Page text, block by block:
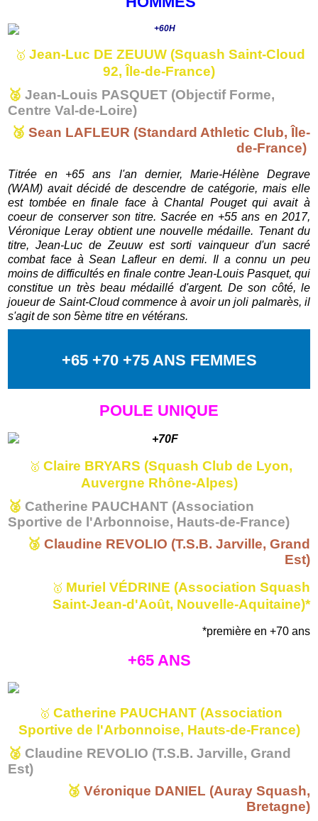
🥇 Jean-Luc DE ZEUUW (Squash Saint-Cloud
92, Île-de-France)
🥈Jean-Louis PASQUET (Objectif Forme,
Centre Val-de-Loire)
🥉 Sean LAFLEUR (Standard Athletic Club, Île-
de-France)
Titrée en +65 ans l'an dernier, Marie-Hélène Degrave
(WAM) avait décidé de descendre de catégorie, mais elle
est tombée en finale face à Chantal Pouget qui avait à
coeur de conserver son titre. Sacrée en +55 ans en 2017,
Véronique Leray obtient une nouvelle médaille. Tenant du
titre, Jean-Luc de Zeuuw est sorti vainqueur d'un sacré
combat face à Sean Lafleur en demi. Il a connu un peu
moins de difficultés en finale contre Jean-Louis Pasquet, qui
constitue un très beau médaillé d'argent. De son côté, le
joueur de Saint-Cloud commence à avoir un joli palmarès, il
s'agit de son 5ème titre en vétérans.
+65 +70 +75 ANS FEMMES
POULE UNIQUE
🥇 Claire BRYARS (Squash Club de Lyon,
Auvergne Rhône-Alpes)
🥈 Catherine PAUCHANT (Association
Sportive de l'Arbonnoise, Hauts-de-France)
🥉 Claudine REVOLIO (T.S.B. Jarville, Grand
Est)
🥇 Muriel VÉDRINE (Association Squash
Saint-Jean-d'Août, Nouvelle-Aquitaine)*
*première en +70 ans
+65 ANS
🥇 Catherine PAUCHANT (Association
Sportive de l'Arbonnoise, Hauts-de-France)
🥈 Claudine REVOLIO (T.S.B. Jarville, Grand
Est)
🥉 Véronique DANIEL (Auray Squash,
Bretagne)